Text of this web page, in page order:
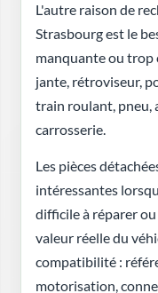
L'autre raison de
Strasbourg est le
manquante ou trop
jante, rétroviseur,
train roulant, pneu,
carrosserie.
Les pièces
intéressantes
difficile à réparer
valeur réelle du
compatibilité :
motorisation,